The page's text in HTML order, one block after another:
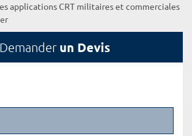
applications CRT militaires et commerciales
Demander un Devis